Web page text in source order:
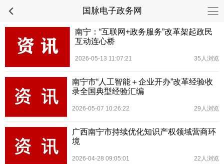
国脉电子政务网
南宁：“互联网+政务服务”改革架起政民
互动连心桥
2026-05-13 11:07:21 35人浏览
南宁市“人工智能＋企业开办”改革经验收
录全国典型经验汇编
2026-05-07 10:26:22 29人浏览
广西南宁市持续优化知识产权领域营商环
境
2026-04-28 09:05:01 22人浏览